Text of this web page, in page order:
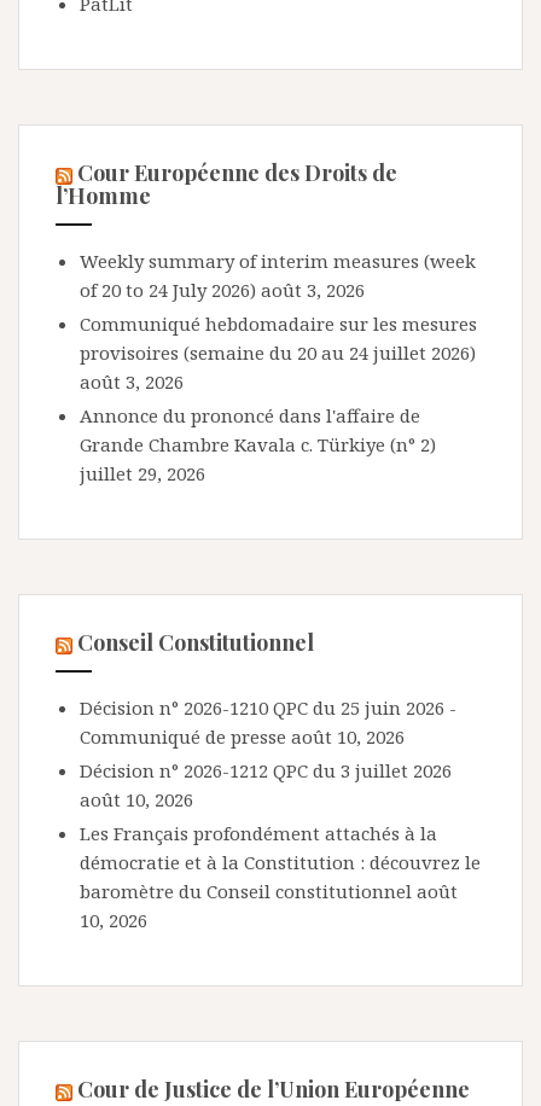
Cour Européenne des Droits de
l’Homme
Weekly summary of interim measures (week
of 20 to 24 July 2026) août 3, 2026
Communiqué hebdomadaire sur les mesures
provisoires (semaine du 20 au 24 juillet 2026)
août 3, 2026
Annonce du prononcé dans l'affaire de
Grande Chambre Kavala c. Türkiye (n° 2)
juillet 29, 2026
Conseil Constitutionnel
Décision n° 2026-1210 QPC du 25 juin 2026 -
Communiqué de presse août 10, 2026
Décision n° 2026-1212 QPC du 3 juillet 2026
août 10, 2026
Les Français profondément attachés à la
démocratie et à la Constitution : découvrez le
baromètre du Conseil constitutionnel août
10, 2026
Cour de Justice de l’Union Européenne